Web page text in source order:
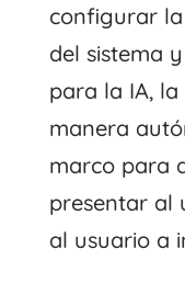
configurar
del sistema
para la IA,
manera
marco para
presentar al
al usuario a